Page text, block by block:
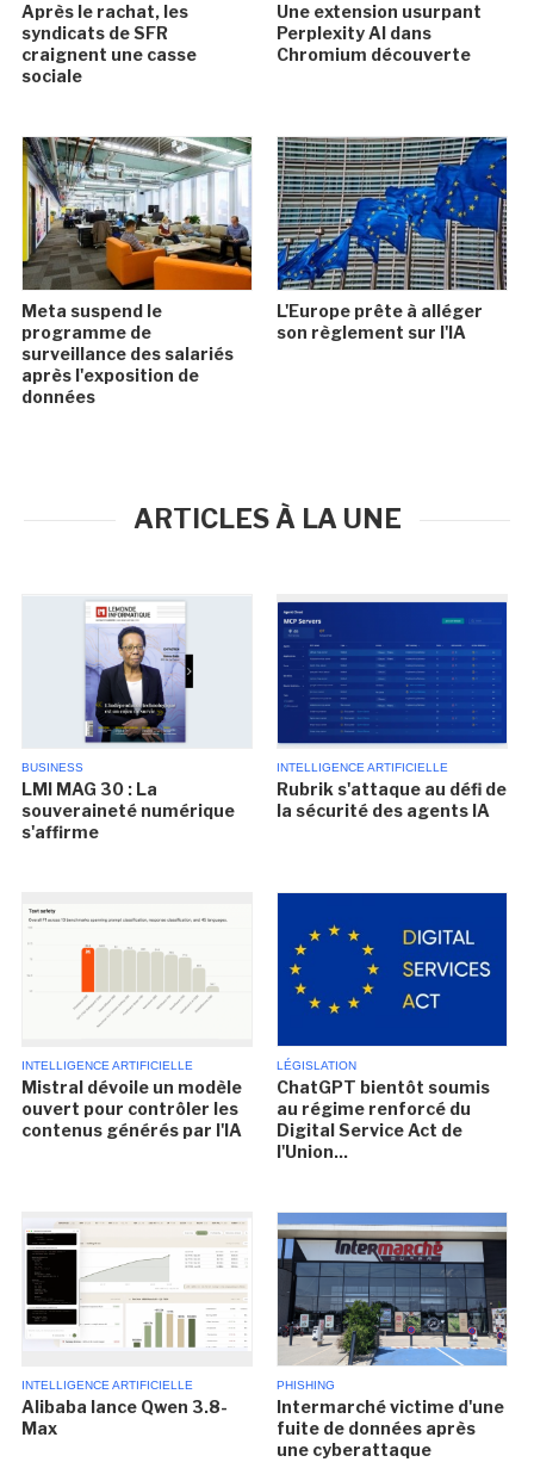
Après le rachat, les
syndicats de SFR
craignent une casse
sociale
Une extension usurpant
Perplexity AI dans
Chromium découverte
Meta suspend le
programme de
surveillance des salariés
après l'exposition de
données
L'Europe prête à alléger
son règlement sur l'IA
ARTICLES À LA UNE
BUSINESS
LMI MAG 30 : La
souveraineté numérique
s'affirme
INTELLIGENCE ARTIFICIELLE
Rubrik s'attaque au défi de
la sécurité des agents IA
INTELLIGENCE ARTIFICIELLE
Mistral dévoile un modèle
ouvert pour contrôler les
contenus générés par l'IA
LÉGISLATION
ChatGPT bientôt soumis
au régime renforcé du
Digital Service Act de
l'Union...
INTELLIGENCE ARTIFICIELLE
Alibaba lance Qwen 3.8-
Max
PHISHING
Intermarché victime d'une
fuite de données après
une cyberattaque